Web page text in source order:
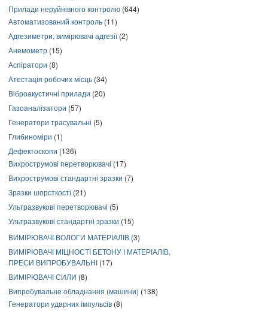
Прилади неруйнівного контролю (644)
Автоматизований контроль (11)
Адгезиметри, вимірювачі адгезії(2)
Анемометр (15)
Аспіратори (8)
Атестація робочих місць (34)
Віброакустичні прилади (20)
Газоаналізатори (57)
Генератори трасувальні (5)
Глибиноміри (1)
Дефектоскопи (136)
Вихрострумові перетворювачі (17)
Вихрострумові стандартні зразки (7)
Зразки шорсткості (21)
Ультразвукові перетворювачі (5)
Ультразвукові стандартні зразки (15)
ВИМІРЮВАЧІ ВОЛОГИ МАТЕРІАЛІВ (3)
ВИМІРЮВАЧІ МІЦНОСТІ БЕТОНУ І МАТЕРІАЛІВ,
ПРЕСИ ВИПРОБУВАЛЬНІ (17)
ВИМІРЮВАЧІ СИЛИ (8)
Випробувальне обладнання (машини) (138)
Генератори ударних імпульсів (8)